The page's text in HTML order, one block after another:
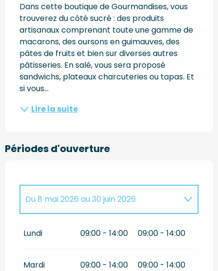
Dans cette boutique de Gourmandises, vous
trouverez du côté sucré : des produits
artisanaux comprenant toute une gamme de
macarons, des oursons en guimauves, des
pâtes de fruits et bien sur diverses autres
pâtisseries. En salé, vous sera proposé
sandwichs, plateaux charcuteries ou tapas. Et
si vous...
Lire la suite
Périodes d'ouverture
Jusqu'au 15 septembre 2026
Du 8 mai 2026 au 30 juin 2026
Lundi 09:00 - 14:00 09:00 - 14:00
Mardi 09:00 - 14:00 09:00 - 14:00